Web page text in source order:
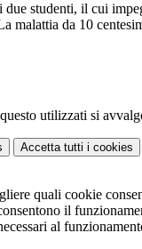
studenti, il cui
malattia da 10
utilizzati si
Accetta tutti i cookies
quali cookie
il
al